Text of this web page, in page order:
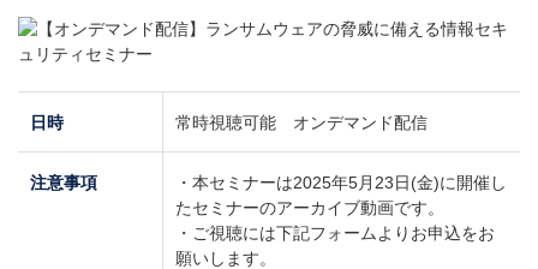
日時 常時視聴可能 オンデマンド配信
注意事項
・本セミナーは2025年5月23日(金)に開催し
たセミナーのアーカイブ動画です。
・ご視聴には下記フォームよりお申込をお
願いします。